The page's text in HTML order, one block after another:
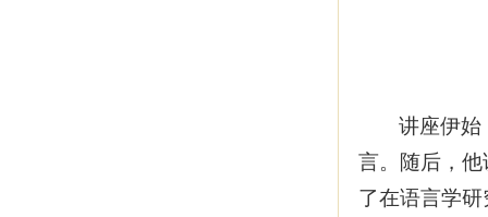
讲座伊
言。随后，
了在语言学